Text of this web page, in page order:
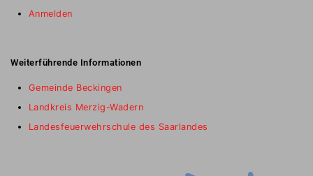
Anmelden
Weiterführende Informationen
Gemeinde Beckingen
Landkreis Merzig-Wadern
Landesfeuerwehrschule des Saarlandes